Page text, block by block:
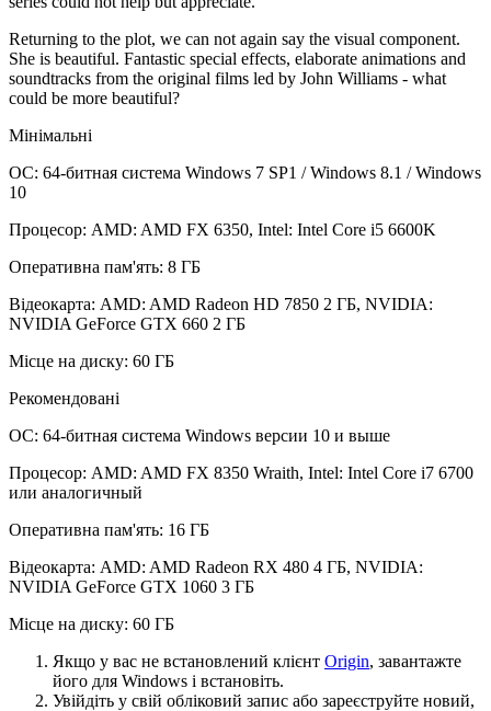
Returning to the plot, we can not again say the visual component.
She is beautiful. Fantastic special effects, elaborate animations and
soundtracks from the original films led by John Williams - what
could be more beautiful?
Мінімальні
ОС: 64-битная система Windows 7 SP1 / Windows 8.1 / Windows
10
Процесор: AMD: AMD FX 6350, Intel: Intel Core i5 6600K
Оперативна пам'ять: 8 ГБ
Відеокарта: AMD: AMD Radeon HD 7850 2 ГБ, NVIDIA:
NVIDIA GeForce GTX 660 2 ГБ
Місце на диску: 60 ГБ
Рекомендовані
ОС: 64-битная система Windows версии 10 и выше
Процесор: AMD: AMD FX 8350 Wraith, Intel: Intel Core i7 6700
или аналогичный
Оперативна пам'ять: 16 ГБ
Відеокарта: AMD: AMD Radeon RX 480 4 ГБ, NVIDIA:
NVIDIA GeForce GTX 1060 3 ГБ
Місце на диску: 60 ГБ
Якщо у вас не встановлений клієнт Origin, завантажте
його для Windows і встановіть.
Увійдіть у свій обліковий запис або зареєструйте новий,